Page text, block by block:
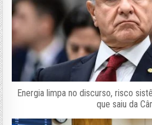
Energia limpa no discurso, risco
que saiu da